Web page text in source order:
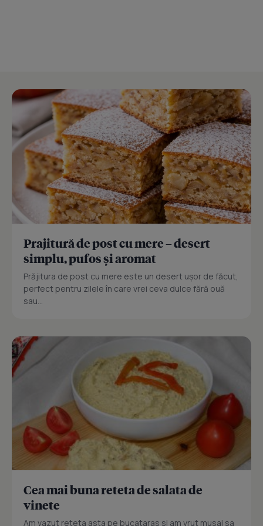
Prajitură de post cu mere – desert
simplu, pufos și aromat
Prăjitura de post cu mere este un desert ușor de făcut,
perfect pentru zilele în care vrei ceva dulce fără ouă
sau...
Cea mai buna reteta de salata de
vinete
Am vazut reteta asta pe bucataras si am vrut musai sa